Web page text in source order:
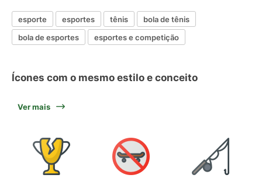
esporte esportes tênis
bola de tênis
bola de esportes
esportes e competição
Ícones com o mesmo estilo e conceito
Ver mais